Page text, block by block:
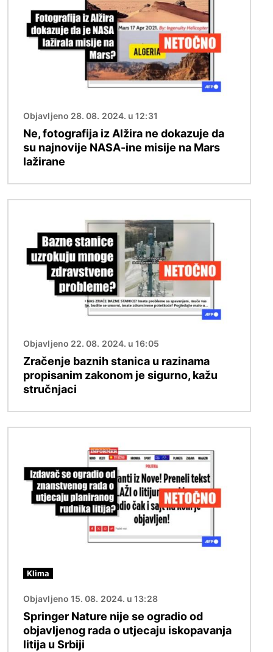
Objavljeno 28. 08. 2024. u 12:31
Ne, fotografija iz Alžira ne dokazuje da
su najnovije NASA-ine misije na Mars
lažirane
Objavljeno 22. 08. 2024. u 16:05
Zračenje baznih stanica u razinama
propisanim zakonom je sigurno, kažu
stručnjaci
Klima
Objavljeno 15. 08. 2024. u 13:28
Springer Nature nije se ogradio od
objavljenog rada o utjecaju iskopavanja
litija u Srbiji